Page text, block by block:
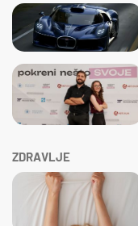
ZDRAVLJE